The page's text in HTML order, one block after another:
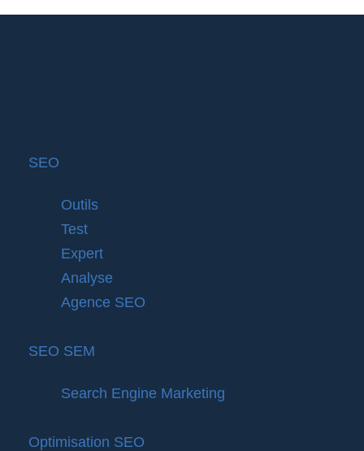
SEO
Outils
Test
Expert
Analyse
Agence SEO
SEO SEM
Search Engine Marketing
Optimisation SEO